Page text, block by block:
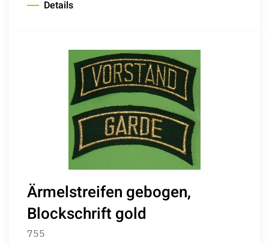
Details
Ärmelstreifen gebogen,
Blockschrift gold
755